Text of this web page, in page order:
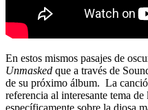
En estos mismos pasajes de
Unmasked que a través de
de su próximo álbum. La
referencia al interesante tema
específicamente sobre la diosa